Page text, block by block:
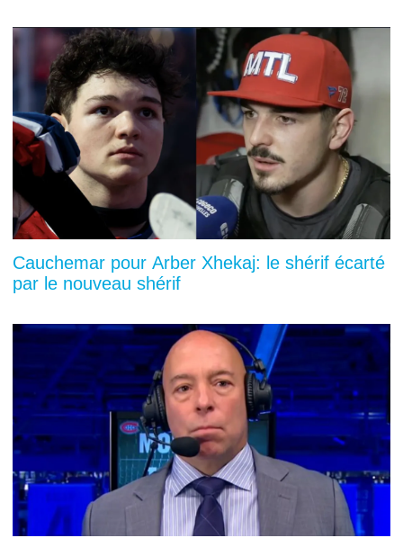
Cauchemar pour Arber Xhekaj: le shérif écarté
par le nouveau shérif